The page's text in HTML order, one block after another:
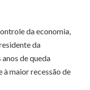
da economia,
da
de queda
à maior recessão de